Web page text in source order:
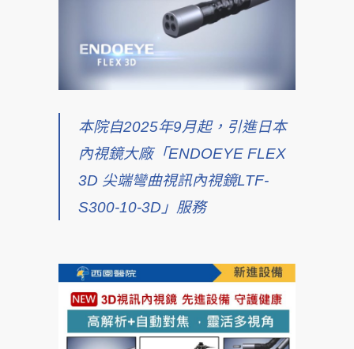
本院自2025年9月起，引進日本
內視鏡大廠「ENDOEYE FLEX
3D 尖端彎曲視訊內視鏡LTF-
S300-10-3D」服務